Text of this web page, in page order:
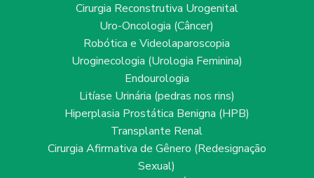
Cirurgia Reconstrutiva Urogenital
Uro-Oncologia (Câncer)
Robótica e Videolaparoscopia
Uroginecologia (Urologia Feminina)
Endourologia
Litíase Urinária (pedras nos rins)
Hiperplasia Prostática Benigna (HPB)
Transplante Renal
Cirurgia Afirmativa de Gênero (Redesignação
Sexual)